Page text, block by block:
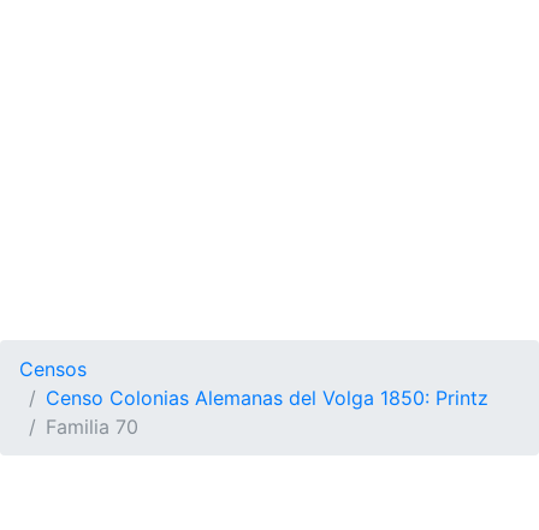
Censos
Censo Colonias Alemanas del Volga 1850: Printz
Familia 70